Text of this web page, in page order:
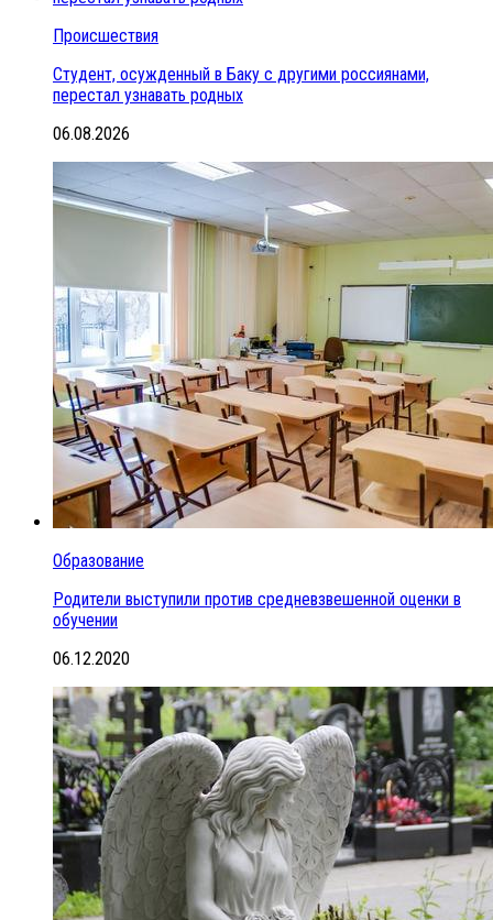
Происшествия
Студент, осужденный в Баку с другими россиянами,
перестал узнавать родных
06.08.2026
Образование
Родители выступили против средневзвешенной оценки в
обучении
06.12.2020